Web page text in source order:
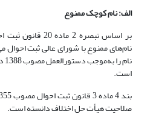
الف: نام کوچک ممنوع
نام‌های ممنوع با شورای عالی ثبت احوال
است.
صلاحیت هیأت حل اختلاف دانسته است.